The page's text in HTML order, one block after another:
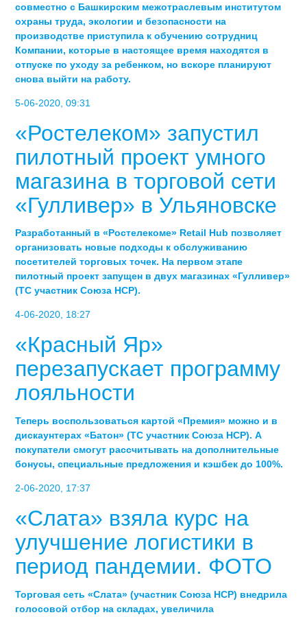
совместно с Башкирским межотраслевым институтом
охраны труда, экологии и безопасности на
производстве приступила к обучению сотрудниц
Компании, которые в настоящее время находятся в
отпуске по уходу за ребенком, но вскоре планируют
снова выйти на работу.
5-06-2020, 09:31
«Ростелеком» запустил
пилотный проект умного
магазина в торговой сети
«Гулливер» в Ульяновске
Разработанный в «Ростелекоме» Retail Hub позволяет
организовать новые подходы к обслуживанию
посетителей торговых точек. На первом этапе
пилотный проект запущен в двух магазинах «Гулливер»
(ТС участник Союза НСР).
4-06-2020, 18:27
«Красный Яр»
перезапускает программу
лояльности
Теперь воспользоваться картой «Премия» можно и в
дискаунтерах «Батон» (ТС участник Союза НСР). А
покупатели смогут рассчитывать на дополнительные
бонусы, специальные предложения и кэшбек до 100%.
2-06-2020, 17:37
«Слата» взяла курс на
улучшение логистики в
период пандемии. ФОТО
Торговая сеть «Слата» (участник Союза НСР) внедрила
голосовой отбор на складах, увеличила